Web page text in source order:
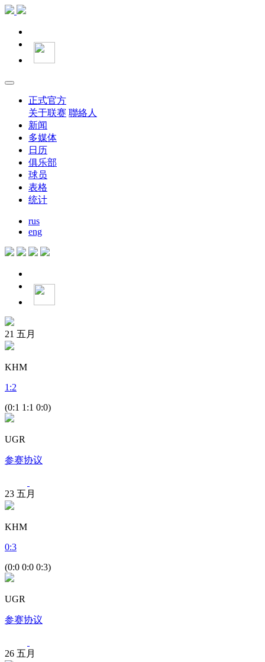
正式官方
关于联赛 聯絡人
新闻
多媒体
日历
俱乐部
球员
表格
统计
rus
eng
21 五月
KHM
1 :2
(0:1 1:1 0:0)
UGR
参赛协议
23 五月
KHM
0:3
(0:0 0:0 0:3)
UGR
参赛协议
26 五月